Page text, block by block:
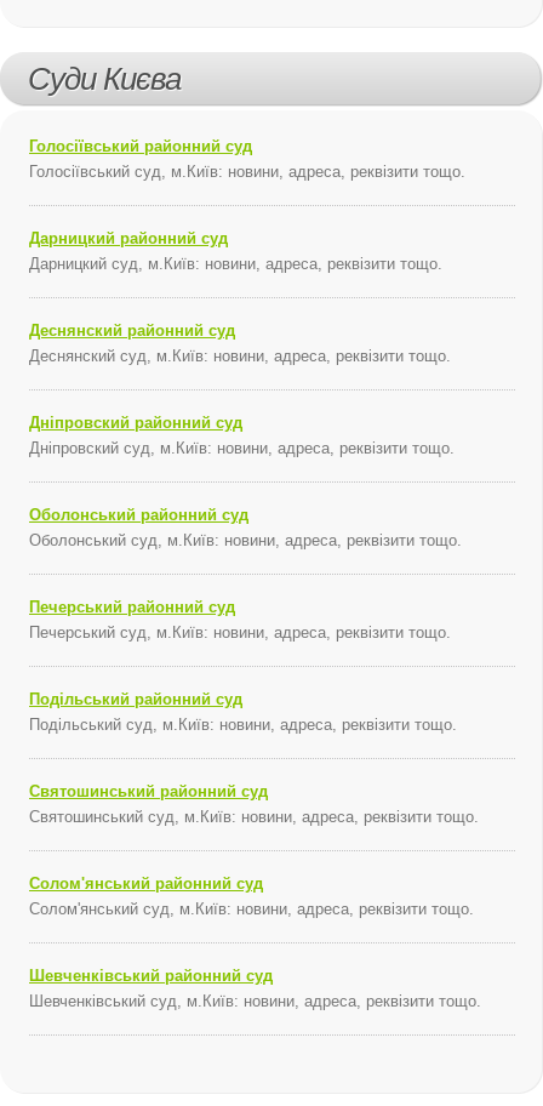
Суди Києва
Голосіївський районний суд
Голосіївський суд, м.Київ: новини, адреса, реквізити тощо.
Дарницкий районний суд
Дарницкий суд, м.Київ: новини, адреса, реквізити тощо.
Деснянский районний суд
Деснянский суд, м.Київ: новини, адреса, реквізити тощо.
Дніпровский районний суд
Дніпровский суд, м.Київ: новини, адреса, реквізити тощо.
Оболонський районний суд
Оболонський суд, м.Київ: новини, адреса, реквізити тощо.
Печерський районний суд
Печерський суд, м.Київ: новини, адреса, реквізити тощо.
Подільський районний суд
Подільський суд, м.Київ: новини, адреса, реквізити тощо.
Святошинський районний суд
Святошинський суд, м.Київ: новини, адреса, реквізити тощо.
Солом'янський районний суд
Солом'янський суд, м.Київ: новини, адреса, реквізити тощо.
Шевченківський районний суд
Шевченківський суд, м.Київ: новини, адреса, реквізити тощо.